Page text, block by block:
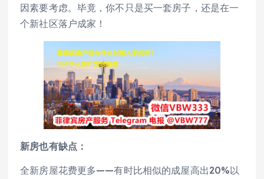
因素要考虑。毕竟，你不只是买一套房子，还是在一
个新社区落户成家！
新房也有缺点 ：
全新房屋花费更多——有时比相似的成屋高出20%以